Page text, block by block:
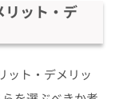
リット・デ
ット・デメリッ